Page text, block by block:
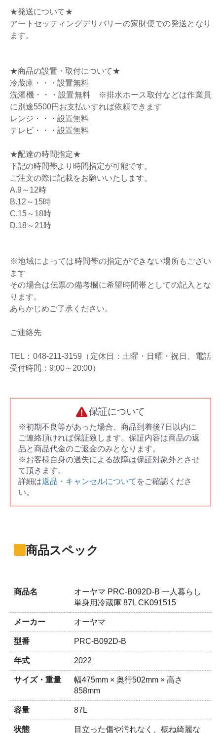
★発送について★
アートセッティングデリバリーの家財便での発送となり
ます。
★商品の設置・取付について★
冷蔵庫・・・設置無料
洗濯機・・・設置無料 ※排水ホース取付などは作業員
に別途5500円お支払いすれば依頼できます
レンジ・・・設置無料
テレビ・・・設置無料
★配達の時間指定★
下記の時間帯より時間指定が可能です。
ご注文の際に記載をお願いいたします。
A.9～12時
B.12～15時
C.15～18時
D.18～21時
※地域によっては時間帯の指定ができない場所もござい
ます
その場合は伝票の備考欄に希望時間帯としての記入とな
ります。
あらかじめご了承ください。
ご連絡先
TEL：048-211-3159（定休日：土曜・日曜・祝日、電話
受付時間：9:00～20:00）
保証について
※初期不良等があった場合、商品到着後7日以内に
ご連絡頂ければ保証致します。保証内容は商品の返
品と商品代金のご返金のみとなります。
※お客様自身の過失による故障は保証対象外とさせ
て頂きます。
詳細は返品・キャンセルについて をご確認くださ
い。
商品スペック
商品名
オーヤマ PRC-B092D-B 一人暮らし
単身用冷蔵庫 87L CK091515
メーカー オーヤマ
型番 PRC-B092D-B
年式 2022
サイズ・重量
幅475mm × 奥行502mm × 高さ
858mm
容量 87L
状態 目立った傷や汚れなく、概ね綺麗な